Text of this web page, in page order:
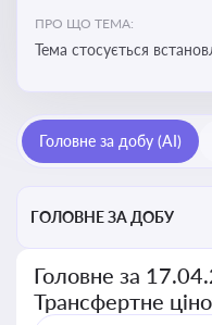
ПРО ЩО ТЕМА:
Тема стосується
Головне за добу (AI)
ГОЛОВНЕ ЗА ДОБУ
Головне за
Трансфертне